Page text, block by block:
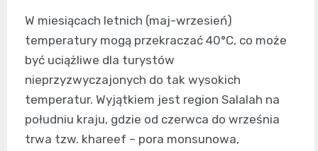
W miesiącach letnich (maj-wrzesień)
temperatury mogą przekraczać 40°C, co może
być uciążliwe dla turystów
nieprzyzwyczajonych do tak wysokich
temperatur. Wyjątkiem jest region Salalah na
południu kraju, gdzie od czerwca do września
trwa tzw. khareef – pora monsunowa,